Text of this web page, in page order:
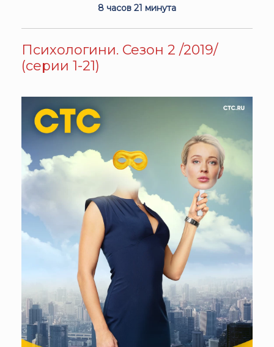
8 часов 21 минута
Психологини. Сезон 2 /2019/
(серии 1-21)